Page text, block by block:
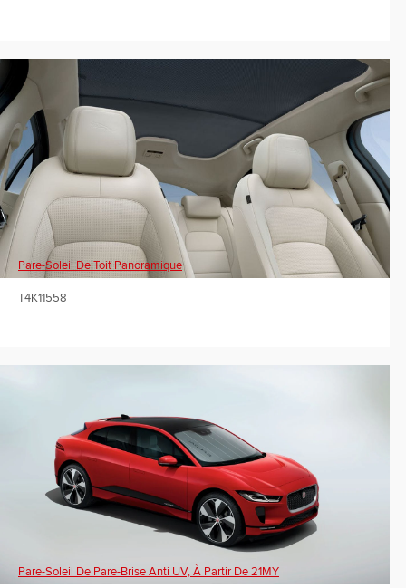
Pare-Soleil De Toit Panoramique
T4K11558
Pare-Soleil De Pare-Brise Anti UV, À Partir De 21MY